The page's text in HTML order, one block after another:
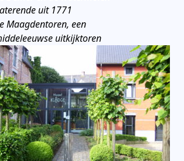
uit 1771
Maagdentoren, een
uitkijktoren